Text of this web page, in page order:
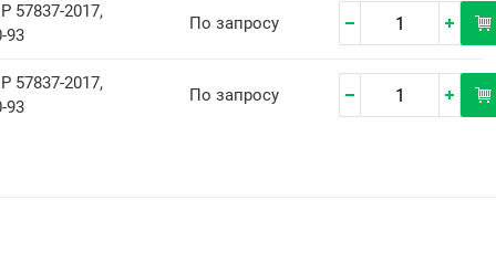
57837-2017,
93
По запросу
57837-2017,
93
По запросу